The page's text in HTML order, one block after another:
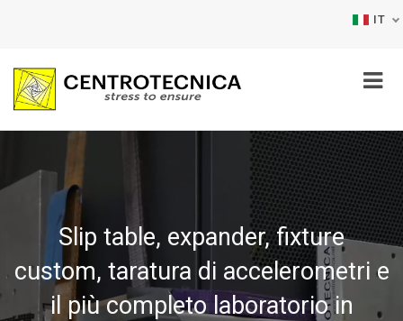
IT
Slip table, expander, fixture
custom, taratura di accelerometri e
il più completo laboratorio in